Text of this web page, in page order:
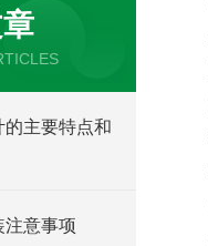
主要特点和
注意事项